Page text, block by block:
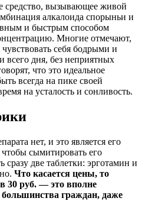
средство, вызывающее живой
алкалоида спорыньи и
и быстрым способом
Многие отмечают,
себя бодрыми и
дня, без неприятных
что это идеальное
всегда на пике своей
на усталость и сонливость.
нет, и это является его
сымитировать его
сразу две таблетки: эрготамин и
Что касается цены, то
30 руб. — это вполне
граждан, даже